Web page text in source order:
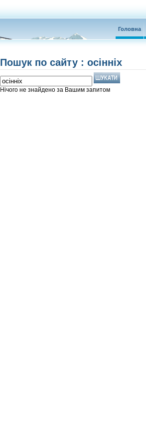
Головна
Пошук по сайту : осінніх
Нічого не знайдено за Вашим запитом